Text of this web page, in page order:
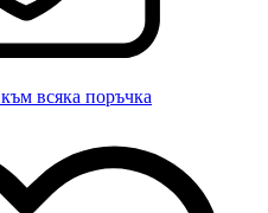
всяка поръчка